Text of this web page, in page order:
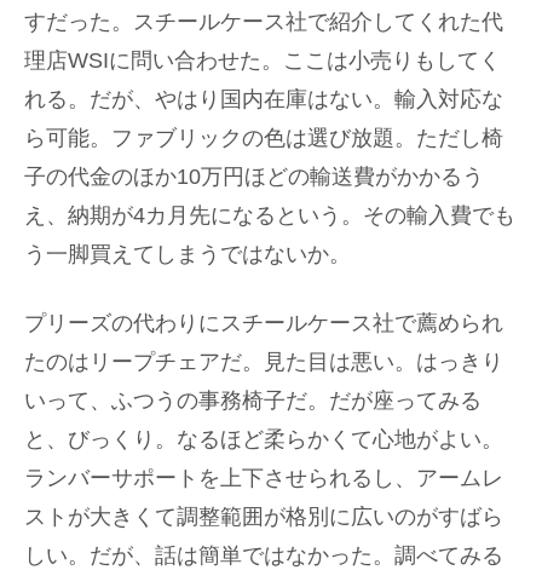
すだった。スチールケース社で紹介してくれた代
理店WSIに問い合わせた。ここは小売りもしてく
れる。だが、やはり国内在庫はない。輸入対応な
ら可能。ファブリックの色は選び放題。ただし椅
子の代金のほか10万円ほどの輸送費がかかるう
え、納期が4カ月先になるという。その輸入費でも
う一脚買えてしまうではないか。
プリーズの代わりにスチールケース社で薦められ
たのはリープチェアだ。見た目は悪い。はっきり
いって、ふつうの事務椅子だ。だが座ってみる
と、びっくり。なるほど柔らかくて心地がよい。
ランバーサポートを上下させられるし、アームレ
ストが大きくて調整範囲が格別に広いのがすばら
しい。だが、話は簡単ではなかった。調べてみる